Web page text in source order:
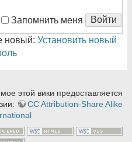
Запомнить меня Войти
новый: Установить новый
этой вики предоставляется
CC Attribution-Share Alike